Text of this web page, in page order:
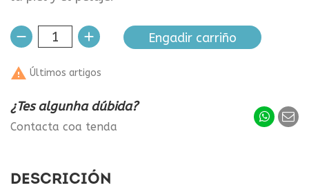
Engadir carriño
 Últimos artigos
¿Tes algunha dúbida?
Contacta coa tenda
DESCRICIÓN